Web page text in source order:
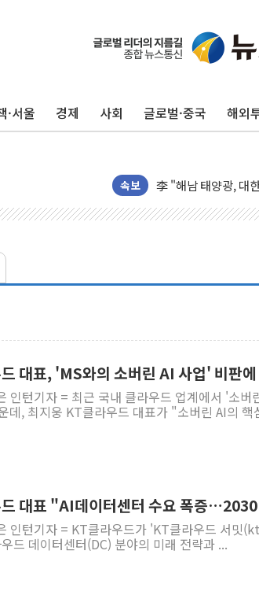
·서울 경제 사회 글로벌·중국 해외
속보
트럼프 "금리 내려
李 대통령, '6시간 마
트럼프, 中 겨냥 폴
이란와이어 "이란
남동발전, 해남군에
[인도증시] 중동 불
사우디·튀르키예·
신길동 신축도 3.3㎡
[베트남 증시] 유동
'찜통더위'에 전력수
후티 반군, 예멘 정
42.5도 역대급 폭
대표, 'MS와의 소버린 AI 사업' 비판
인턴기자 = 최근 국내 클라우드 업계에서 '소버
데, 최지웅 KT클라우드 대표가 "소버린 AI의 핵
대표 "AI데이터센터 수요 폭증
인턴기자 = KT클라우드가 'KT클라우드 서
드 데이터센터(DC) 분야의 미래 전략과 ...